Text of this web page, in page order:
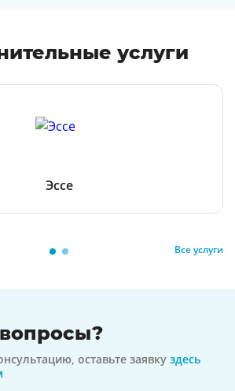
услуги
Эссе
Все услуги
оставьте заявку здесь